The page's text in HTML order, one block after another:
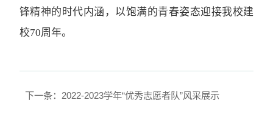
锋精神的时代内涵，以饱满的青春姿态迎接我校建
校70周年。
下一条：2022-2023学年“优秀志愿者队”风采展示